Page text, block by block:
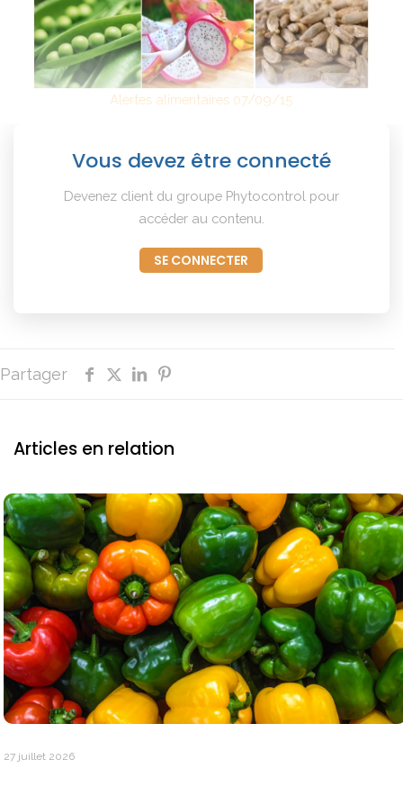
Alertes alimentaires 07/09/15
Vous devez être connecté
Devenez client du groupe Phytocontrol pour
accéder au contenu.
SE CONNECTER
Partager
Articles en relation
27 juillet 2026